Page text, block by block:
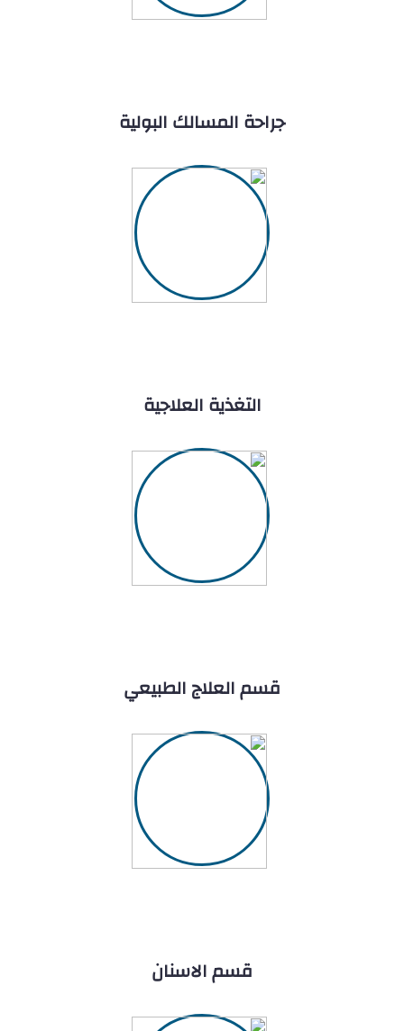
جراحة المسالك البولية
التغذية العلاجية
قسم العلاج الطبيعي
قسم الاسنان